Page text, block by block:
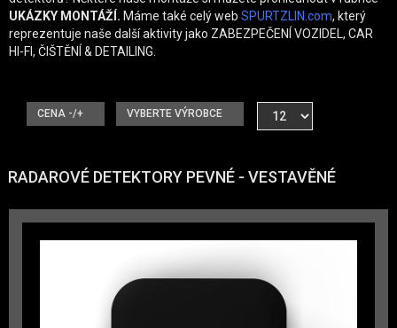
UKÁZKY MONTÁŽÍ. Máme také celý web SPURTZLIN.com, který
reprezentuje naše další aktivity jako ZABEZPEČENÍ VOZIDEL, CAR
HI-FI, ČIŠTĚNÍ & DETAILING.
CENA -/+ VYBERTE VÝROBCE
RADAROVÉ DETEKTORY PEVNÉ - VESTAVĚNÉ